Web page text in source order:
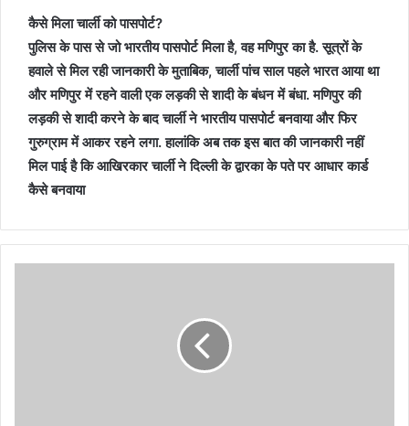
कैसे मिला चार्ली को पासपोर्ट?
पुलिस के पास से जो भारतीय पासपोर्ट मिला है, वह मणिपुर का है. सूत्रों के
हवाले से मिल रही जानकारी के मुताबिक, चार्ली पांच साल पहले भारत आया था
और मणिपुर में रहने वाली एक लड़की से शादी के बंधन में बंधा. मणिपुर की
लड़की से शादी करने के बाद चार्ली ने भारतीय पासपोर्ट बनवाया और फिर
गुरुग्राम में आकर रहने लगा. हालांकि अब तक इस बात की जानकारी नहीं
मिल पाई है कि आखिरकार चार्ली ने दिल्ली के द्वारका के पते पर आधार कार्ड
कैसे बनवाया